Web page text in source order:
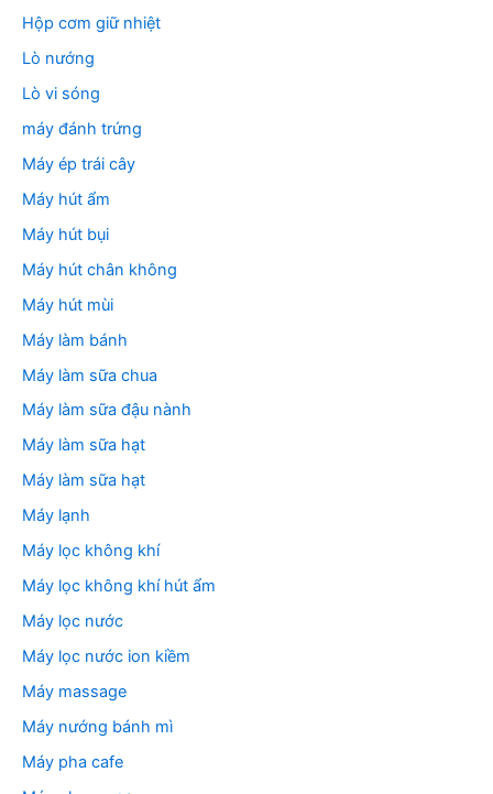
Hộp cơm giữ nhiệt
Lò nướng
Lò vi sóng
máy đánh trứng
Máy ép trái cây
Máy hút ẩm
Máy hút bụi
Máy hút chân không
Máy hút mùi
Máy làm bánh
Máy làm sữa chua
Máy làm sữa đậu nành
Máy làm sữa hạt
Máy làm sữa hạt
Máy lạnh
Máy lọc không khí
Máy lọc không khí hút ẩm
Máy lọc nước
Máy lọc nước ion kiềm
Máy massage
Máy nướng bánh mì
Máy pha cafe